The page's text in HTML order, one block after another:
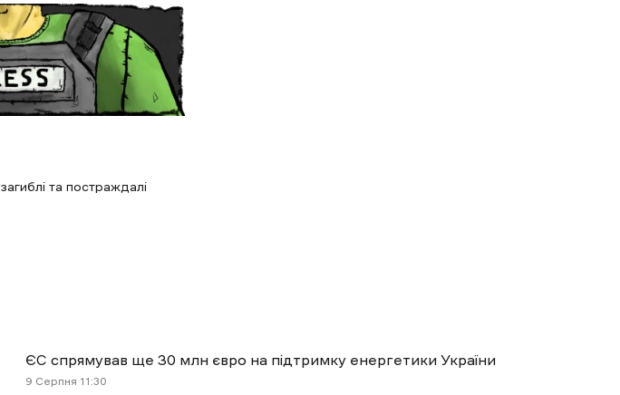
загиблі та постраждалі
ЄС спрямував ще 30 млн євро на підтримку енергетики України
9 Cерпня 11:30